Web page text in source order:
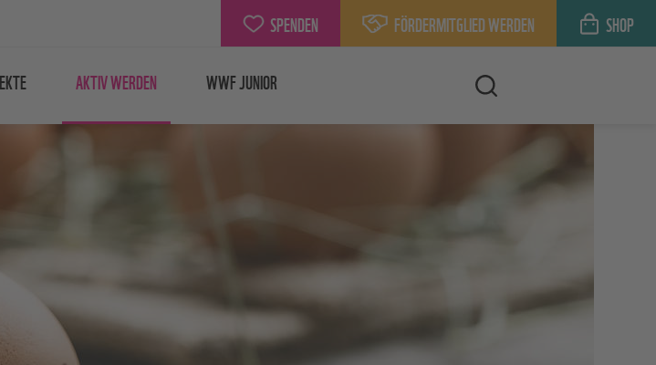
SPENDEN FÖRDERMITGLIED WERDEN SHOP
AKTIV WERDEN WWF JUNIOR